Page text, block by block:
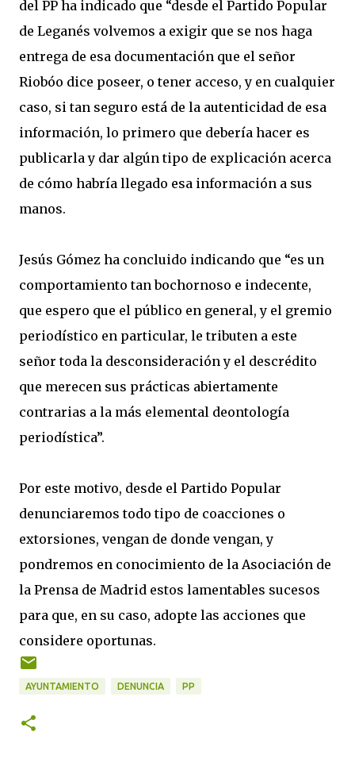
del PP ha indicado que “desde el Partido Popular
de Leganés volvemos a exigir que se nos haga
entrega de esa documentación que el señor
Riobóo dice poseer, o tener acceso, y en cualquier
caso, si tan seguro está de la autenticidad de esa
información, lo primero que debería hacer es
publicarla y dar algún tipo de explicación acerca
de cómo habría llegado esa información a sus
manos.
Jesús Gómez ha concluido indicando que “es un
comportamiento tan bochornoso e indecente,
que espero que el público en general, y el gremio
periodístico en particular, le tributen a este
señor toda la desconsideración y el descrédito
que merecen sus prácticas abiertamente
contrarias a la más elemental deontología
periodística”.
Por este motivo, desde el Partido Popular
denunciaremos todo tipo de coacciones o
extorsiones, vengan de donde vengan, y
pondremos en conocimiento de la Asociación de
la Prensa de Madrid estos lamentables sucesos
para que, en su caso, adopte las acciones que
considere oportunas.
AYUNTAMIENTO DENUNCIA PP